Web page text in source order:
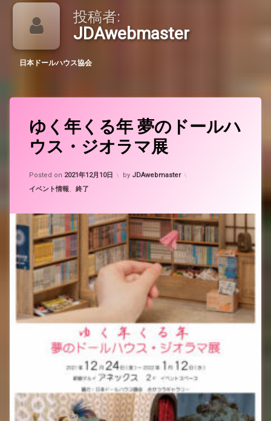
会員ページ
投稿者:
JDAwebmaster
日本ドールハウス協会
ゆく年くる年 夢のドールハ
ウス・ジオラマ展
Posted on 2021年12月10日
Updated on
by JDAwebmaster
カテゴリー:
イベント情報、 終了